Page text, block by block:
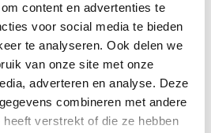
content en advertenties te
voor social media te bieden
te analyseren. Ook delen we
van onze site met onze
adverteren en analyse. Deze
combineren met andere
verstrekt of die ze hebben
4
-
iPad
Pro
12.9"
3-
5